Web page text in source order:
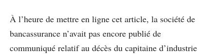
À l’heure de mettre en ligne cet article, la société de
bancassurance n’avait pas encore publié de
communiqué relatif au décès du capitaine d’industrie